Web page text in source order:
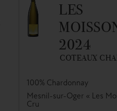
LES
2024
COTEAUX
100% Chardonnay
Mesnil-sur-Oger « Les
Cru